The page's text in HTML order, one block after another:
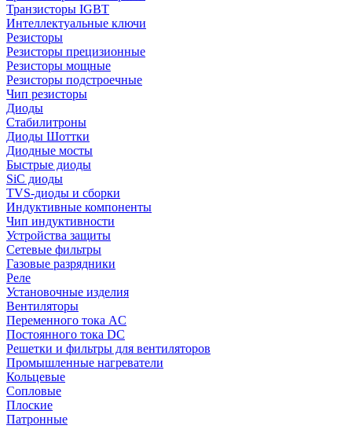
Транзисторы IGBT
Интеллектуальные ключи
Резисторы
Резисторы прецизионные
Резисторы мощные
Резисторы подстроечные
Чип резисторы
Диоды
Стабилитроны
Диоды Шоттки
Диодные мосты
Быстрые диоды
SiC диоды
TVS-диоды и сборки
Индуктивные компоненты
Чип индуктивности
Устройства защиты
Сетевые фильтры
Газовые разрядники
Реле
Установочные изделия
Вентиляторы
Переменного тока AC
Постоянного тока DC
Решетки и фильтры для вентиляторов
Промышленные нагреватели
Кольцевые
Сопловые
Плоские
Патронные